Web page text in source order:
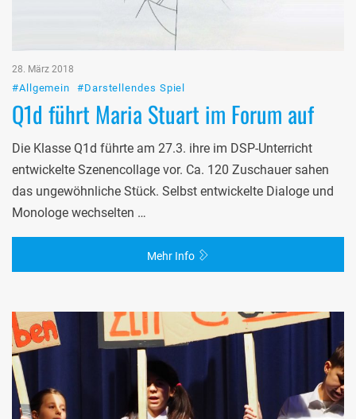
28. März 2018
#Allgemein #Darstellendes Spiel
Q1d führt Maria Stuart im Forum auf
Die Klasse Q1d führte am 27.3. ihre im DSP-Unterricht
entwickelte Szenencollage vor. Ca. 120 Zuschauer sahen
das ungewöhnliche Stück. Selbst entwickelte Dialoge und
Monologe wechselten …
Mehr Info